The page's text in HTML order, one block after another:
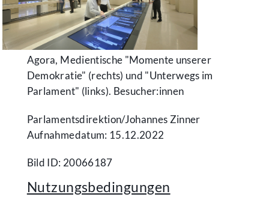
Agora, Medientische "Momente unserer
Demokratie" (rechts) und "Unterwegs im
Parlament" (links). Besucher:innen
Parlamentsdirektion/​Johannes Zinner
Aufnahmedatum: 15.12.2022
Bild ID: 20066187
Nutzungsbedingungen